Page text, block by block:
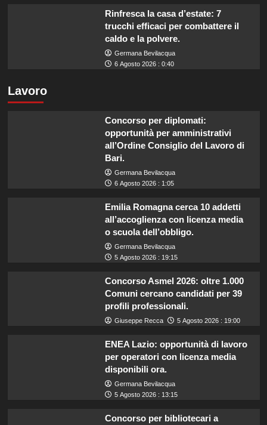
Rinfresca la casa d’estate: 7
trucchi efficaci per combattere il
caldo e la polvere.
Germana Bevilacqua
6 Agosto 2026 : 0:40
Lavoro
Concorso per diplomati:
opportunità per amministrativi
all’Ordine Consiglio del Lavoro di
Bari.
Germana Bevilacqua
6 Agosto 2026 : 1:05
Emilia Romagna cerca 10 addetti
all’accoglienza con licenza media
o scuola dell’obbligo.
Germana Bevilacqua
5 Agosto 2026 : 19:15
Concorso Asmel 2026: oltre 1.000
Comuni cercano candidati per 39
profili professionali.
Giuseppe Recca 5 Agosto 2026 : 19:00
ENEA Lazio: opportunità di lavoro
per operatori con licenza media
disponibili ora.
Germana Bevilacqua
5 Agosto 2026 : 13:15
Concorso per bibliotecari a